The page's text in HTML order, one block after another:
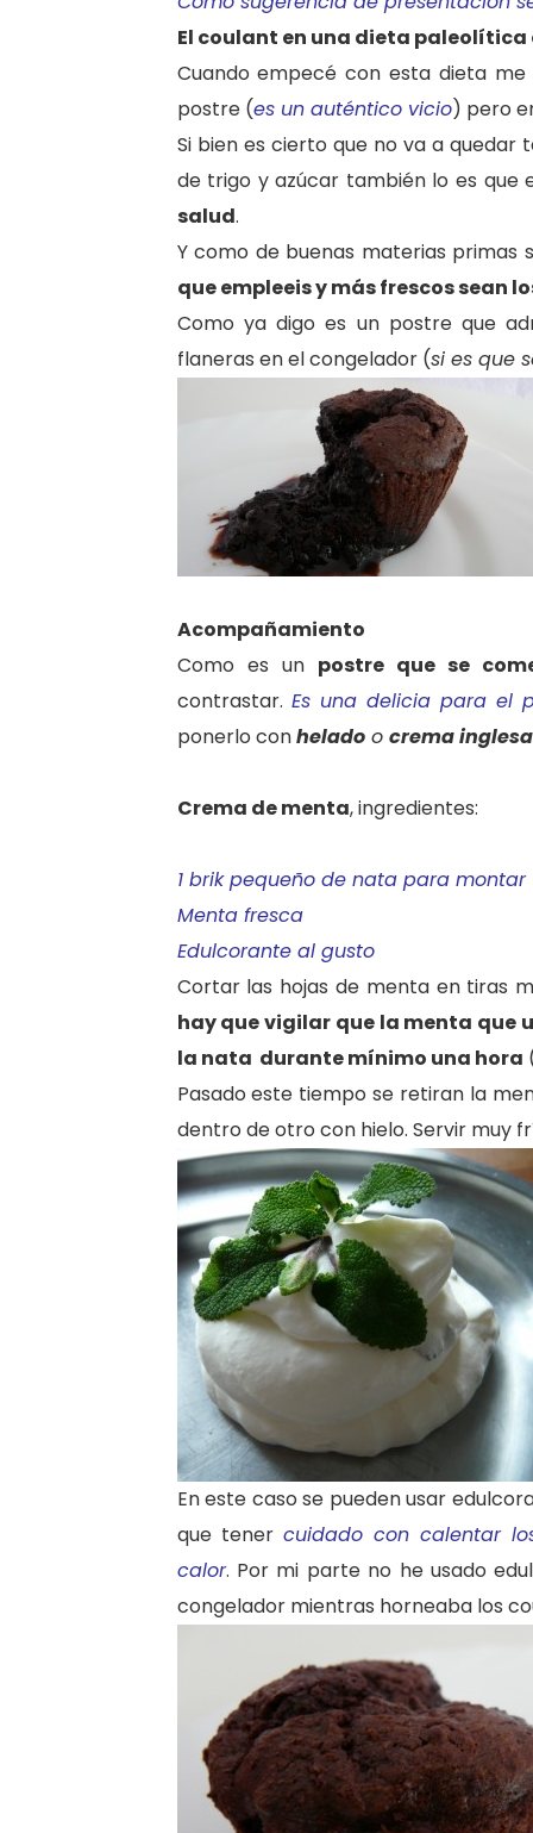
El coulant en una dieta
Cuando empecé con esta dieta
postre (es un auténtico vicio) pero
Si bien es cierto que no va a quedar
de trigo y azúcar también lo es que
salud.
Y como de buenas materias primas
que empleeis y más frescos sean
Como ya digo es un postre que
flaneras en el congelador (si es que
Acompañamiento
Como es un postre que se
contrastar. Es una delicia para el
ponerlo conheladoo crema inglesa
Crema de menta, ingredientes:
1 brik pequeño de nata para montar
Menta fresca
Edulcorante al gusto
Cortar las hojas de menta en tiras
hay que vigilar que la menta que
la nata durante mínimo una hora
Pasado este tiempo se retiran la
dentro de otro con hielo. Servir muy
En este caso se pueden usar
que tener cuidado con calentar
calor. Por mi parte no he usado
congelador mientras horneaba los